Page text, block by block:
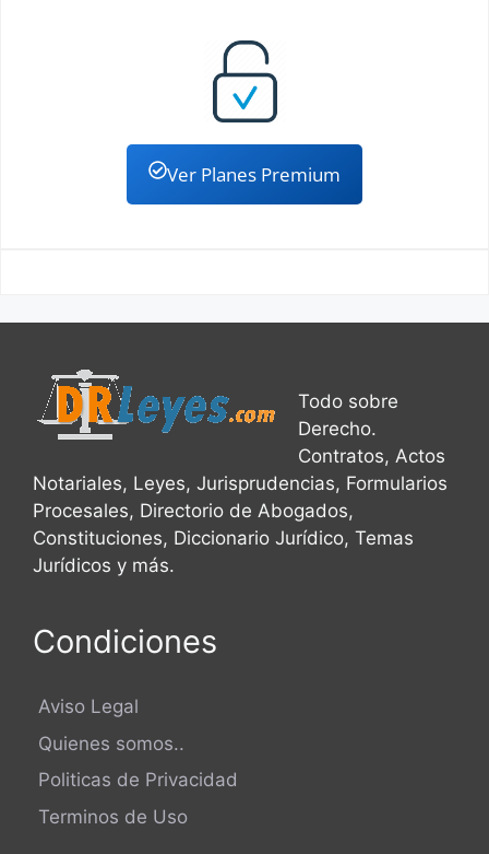
Ver Planes Premium
Todo sobre
Derecho.
Contratos, Actos
Notariales, Leyes, Jurisprudencias, Formularios
Procesales, Directorio de Abogados,
Constituciones, Diccionario Jurídico, Temas
Jurídicos y más.
Condiciones
Aviso Legal
Quienes somos..
Politicas de Privacidad
Terminos de Uso